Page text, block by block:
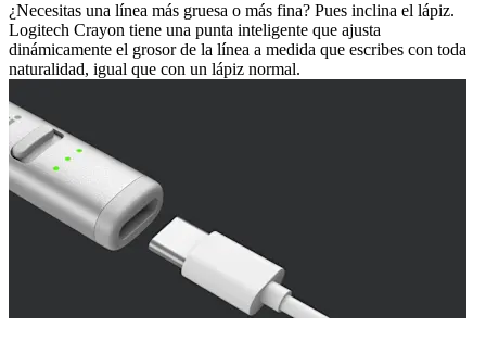
¿Necesitas una línea más gruesa o más fina? Pues inclina el lápiz.
Logitech Crayon tiene una punta inteligente que ajusta
dinámicamente el grosor de la línea a medida que escribes con toda
naturalidad, igual que con un lápiz normal.